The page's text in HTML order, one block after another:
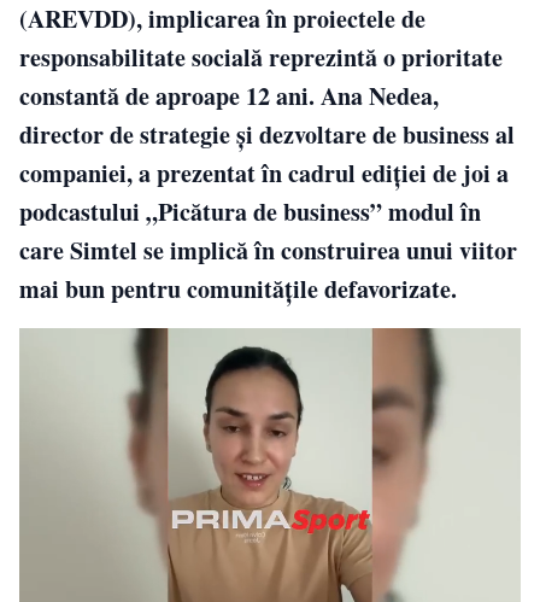
(AREVDD), implicarea în proiectele de
responsabilitate socială reprezintă o prioritate
constantă de aproape 12 ani. Ana Nedea,
director de strategie și dezvoltare de business al
companiei, a prezentat în cadrul ediției de joi a
podcastului „Picătura de business” modul în
care Simtel se implică în construirea unui viitor
mai bun pentru comunitățile defavorizate.